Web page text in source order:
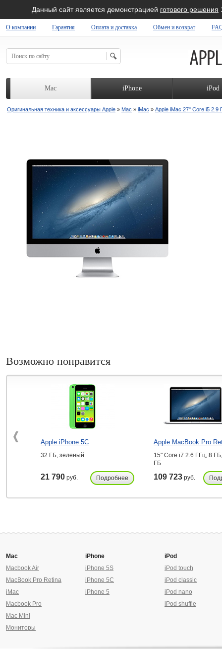
Данный сайт является демонстрацией готового решения
О компании Гарантия Оплата и доставка Обмен и возврат
Mac iPhone iPod
Оригинальная техника и аксессуары Apple » Mac » iMac » Apple iMac 27" Core i5 2.9
Возможно понравится
Apple iPhone 5C
32 ГБ, зеленый
21 790 руб. Подробнее
Apple MacBook Pro
15" Core i7 2.6 ГГц, 8
ГБ
109 723 руб.
Mac
Macbook Air
MacBook Pro Retina
iMac
Macbook Pro
Mac Mini
Мониторы
iPhone
iPhone 5S
iPhone 5C
iPhone 5
iPod
iPod touch
iPod classic
iPod nano
iPod shuffle